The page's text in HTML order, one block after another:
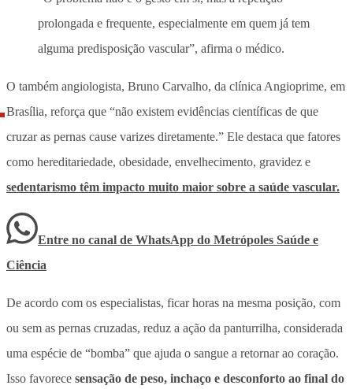
prolongada e frequente, especialmente em quem já tem
alguma predisposição vascular”, afirma o médico.
O também angiologista, Bruno Carvalho, da clínica Angioprime, em
Brasília, reforça que “não existem evidências científicas de que
cruzar as pernas cause varizes diretamente.” Ele destaca que fatores
como hereditariedade, obesidade, envelhecimento, gravidez e
sedentarismo têm impacto muito maior sobre a saúde vascular.
Entre no canal de WhatsApp do Metrópoles Saúde e
Ciência
De acordo com os especialistas, ficar horas na mesma posição, com
ou sem as pernas cruzadas, reduz a ação da panturrilha, considerada
uma espécie de “bomba” que ajuda o sangue a retornar ao coração.
Isso favorece sensação de peso, inchaço e desconforto ao final do